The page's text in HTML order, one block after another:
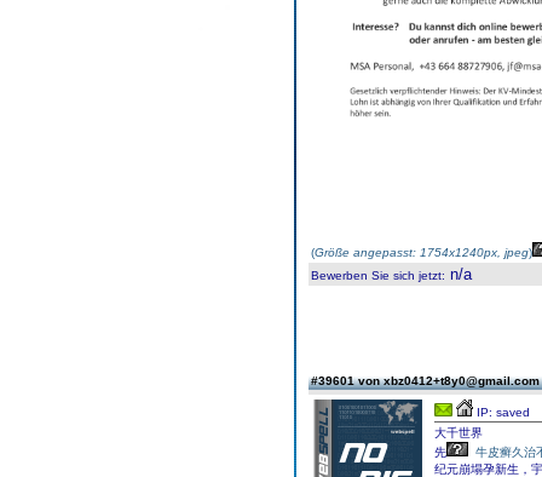
(Größe angepasst: 1754x1240px, jpeg)
Bewerben Sie sich jetzt: n/a
#39601 von xbz0412+t8y0@gmail.com
IP: saved
大千世界
先
牛皮癣久治
纪元崩塌孕新生，